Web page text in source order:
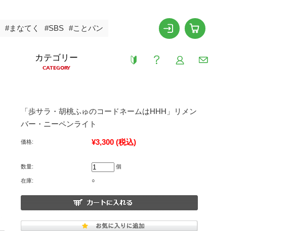
#まなてく #SBS #ことパン
カテゴリー
CATEGORY
「歩サラ・胡桃ふゅのコードネームはHHH」リメン
バー・ニーペンライト
価格: ¥3,300 (税込)
数量: 個
在庫: ○